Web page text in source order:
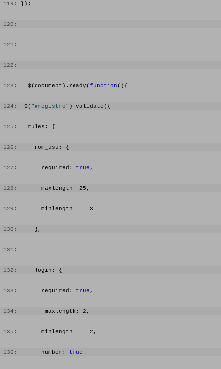
119: });
120:
121:
122:
123:
   $(document).ready(
function (){
124:
  $(
"#registro" ).validate({
125:
   rules: {
126:
     nom_usu: {
127:
       required:
true ,
128:
       maxlength: 25,
129:
       minlength:    3
130:
     },
131:
132:
     login: {
133:
       required:
true ,
134:
        maxlength: 2,
135:
       minlength:    2,
136:
       number:
true